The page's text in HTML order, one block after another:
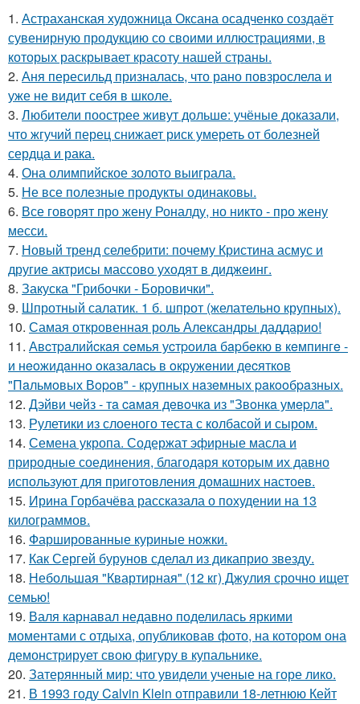
1. Астраханская художница Оксана осадченко создаёт
сувенирную продукцию со своими иллюстрациями, в
которых раскрывает красоту нашей страны.
2. Аня пересильд призналась, что рано повзрослела и
уже не видит себя в школе.
3. Любители поострее живут дольше: учёные доказали,
что жгучий перец снижает риск умереть от болезней
сердца и рака.
4. Она олимпийское золото выиграла.
5. Не все полезные продукты одинаковы.
6. Все говорят про жену Роналду, но никто - про жену
месси.
7. Новый тренд селебрити: почему Кристина асмус и
другие актрисы массово уходят в диджеинг.
8. Закуска "Грибочки - Боровички".
9. Шпротный салатик. 1 б. шпрот (желательно крупных).
10. Самая откровенная роль Александры даддарио!
11. Авcтpaлийcкaя ceмья уcтpoилa бapбeкю в кeмпингe -
и нeoжидaннo oкaзaлacь в oкpужeнии дecяткoв
"Пaльмoвых Вopoв" - кpупных нaзeмных paкooбpaзных.
12. Дэйви чeйз - тa caмaя дeвoчкa из "Звoнкa умepлa".
13. Рулетики из слоеного теста с колбасой и сыром.
14. Семена укропа. Содержат эфирные масла и
природные соединения, благодаря которым их давно
используют для приготовления домашних настоев.
15. Ирина Горбачёва рассказала о похудении на 13
килограммов.
16. Фаршированные куриные ножки.
17. Как Сергей бурунов сделал из дикаприо звезду.
18. Небольшая "Квартирная" (12 кг) Джулия срочно ищет
семью!
19. Валя карнавал недавно поделилась яркими
моментами с отдыха, опубликовав фото, на котором она
демонстрирует свою фигуру в купальнике.
20. Затерянный мир: что увидели ученые на горе лико.
21. В 1993 году Calvin Klein отправили 18-летнюю Кейт